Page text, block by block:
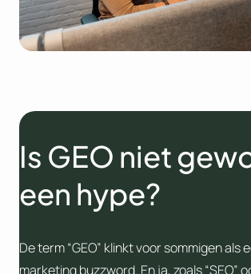
Is GEO niet
een hype?
De term “GEO” klinkt voor sommigen als
marketing buzzword. En ja, zoals “SEO”